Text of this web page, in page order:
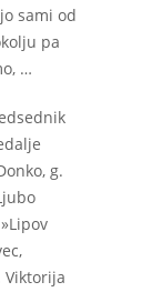
sami od
pa
…
g.
Viktorija